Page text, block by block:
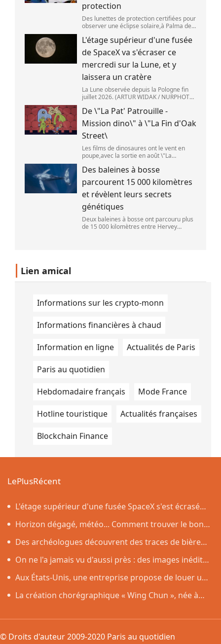
protection
Des lunettes de protection certifiées pour
observer une éclipse solaire,à Palma de
(JAIME REINA )
L'étage supérieur d'une fusée
de SpaceX va s'écraser ce
mercredi sur la Lune, et y
laissera un cratère
La Lune observée depuis la Pologne fin
juillet 2026. (ARTUR WIDAK / NURPHOTO
SpaceX doit s\'écraser accidentellement
sur la Lune,mercredi 5 août. Cette coll
De \"La Pat' Patrouille -
Mission dino\" à \"La Fin d'Oak
Street\
Les films de dinosaures ont le vent en
poupe,avec la sortie en août \"La
d\'Oak Street\". (APOLLONIA HILVERDA /
Des baleines à bosse
parcourent 15 000 kilomètres
et révèlent leurs secrets
génétiques
Deux baleines à bosse ont parcouru plus
de 15 000 kilomètres entre Hervey
Lien amical
Informations sur les crypto-monn
Informations financières à chaud
Information en ligne Actualités de Paris
Paris au quotidien
Hebdomadaire français Mode France
Hotline touristique Actualités françaises
Blockchain Finance
LePlusRécent
L'étage supérieur d'une fusée SpaceX s'est écrasé
sur la Lune, comme prévu par les scientifiques
Horizon dégagé, météo... Comment trouver le bon
endroit pour observer l'éclipse solaire du 12 août
Des archéologues découvrent des traces de bière
vieilles de 4 500 ans dans des poteries rituelles
On ne l'a jamais vu d'aussi près : des images inédites
de la surface du Soleil
Aux États-Unis, une entreprise propose de louer un
robot capable de nettoyer une maison
La création chorégraphique « Wing Chun », née à
© Droits d'auteur 2009-2020 Paris au quotidien